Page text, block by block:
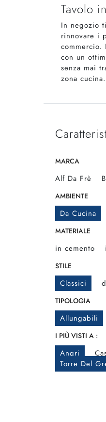
Tavolo
In negozio
rinnovare i
con un
senza mai
zona cucina.
MARCA
Alf Da Frè
AMBIENTE
Da Cucina
MATERIALE
in cemento
STILE
Classici
TIPOLOGIA
Allungabili
I PIÙ VISTI A :
Angri
Torre Del